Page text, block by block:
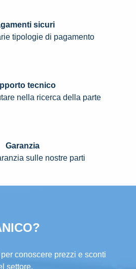
sicuri
tipologie di pagamento
tecnico
nella ricerca della parte
Garanzia
sulle nostre parti
conoscere prezzi e sconti
settore.